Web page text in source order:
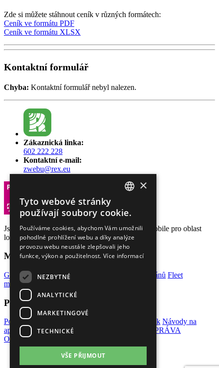
Zde si můžete stáhnout ceník v různých formátech:
Ceník ve formátu PDF
Ceník ve formátu XLSX
Kontaktní formulář
Chyba: Kontaktní formulář nebyl nalezen.
Zákaznická linka:
602 222 228
Kontaktní e-mail:
zwebu@rex.eu
Jsme certifikovaným M2M partnerem firmy T-Mobile pro oblast
lokalizace a střežení již od roku 2003.
Mohlo by Vás zajímat
GPS lokátory do auta GPS sledování lodí a veteránů Fleet
management
Pro naše klienty
Portál REX Online Ceník Návody na
aplikaci a zařízení OBCHODNÍ PODMÍNKY
SPRÁVA
OSOBNÍCH ÚDAJŮ
GERMAN
×
Tyto webové stránky
používají soubory cookie.
Používáme cookies, abychom Vám umožnili
pohodlné prohlížení webu a díky analýze
provozu webu neustále zlepšovali jeho
funkce, výkon a použitelnost.Více informací
NEZBYTNÉ
ANALYTICKÉ
MARKETINGOVÉ
TECHNICKÉ
VŠE PŘIJMOUT